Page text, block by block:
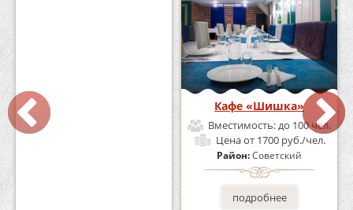
Кафе-Бар Бермуды
Вместимость:
Кафе «Шишка»
Вместимость:до 100 чел.
Ценаот 1700 руб./чел.
Район:Советский
подробнее